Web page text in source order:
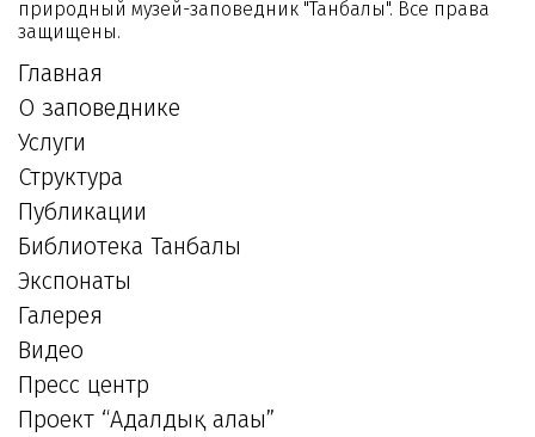
природный музей-заповедник "Танбалы". Все права
защищены.
Главная
О заповеднике
Услуги
Структура
Публикации
Библиотека Танбалы
Экспонаты
Галерея
Видео
Пресс центр
Проект “Адалдық алаңы”